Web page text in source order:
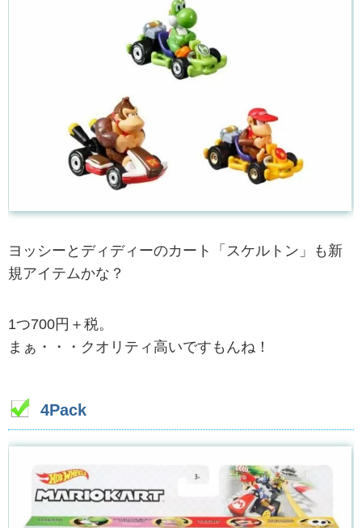
ヨッシーとディディーのカート「スケルトン」も新
規アイテムかな？
1つ700円＋税。
まぁ・・・クオリティ高いですもんね！
4Pack